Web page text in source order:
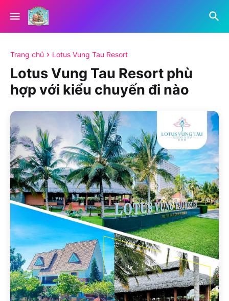
Trang chủ Lotus Vung Tau Resort
Lotus Vung Tau Resort phù
hợp với kiểu chuyến đi nào